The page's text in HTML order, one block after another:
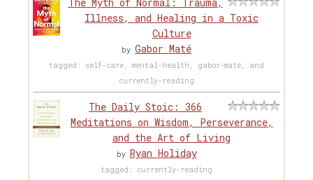
Illness, and Healing in a Toxic
Culture
by Gabor Maté
tagged: self-care, mental-health, gabor-maté, and
currently-reading
The Daily Stoic: 366
Meditations on Wisdom, Perseverance,
and the Art of Living
by Ryan Holiday
tagged: currently-reading